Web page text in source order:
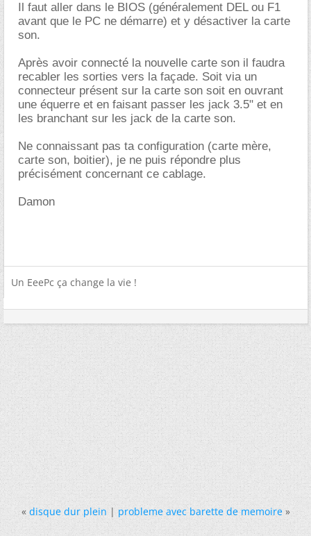
Il faut aller dans le BIOS (généralement DEL ou F1
avant que le PC ne démarre) et y désactiver la carte
son.
Après avoir connecté la nouvelle carte son il faudra
recabler les sorties vers la façade. Soit via un
connecteur présent sur la carte son soit en ouvrant
une équerre et en faisant passer les jack 3.5" et en
les branchant sur les jack de la carte son.
Ne connaissant pas ta configuration (carte mère,
carte son, boitier), je ne puis répondre plus
précisément concernant ce cablage.
Damon
Un EeePc ça change la vie !
« disque dur plein|probleme avec barette de memoire »